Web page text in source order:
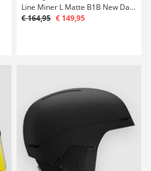
Line Miner L Matte B1B New Dark Brush Snowboardové brýle
€ 164,95 € 149,95